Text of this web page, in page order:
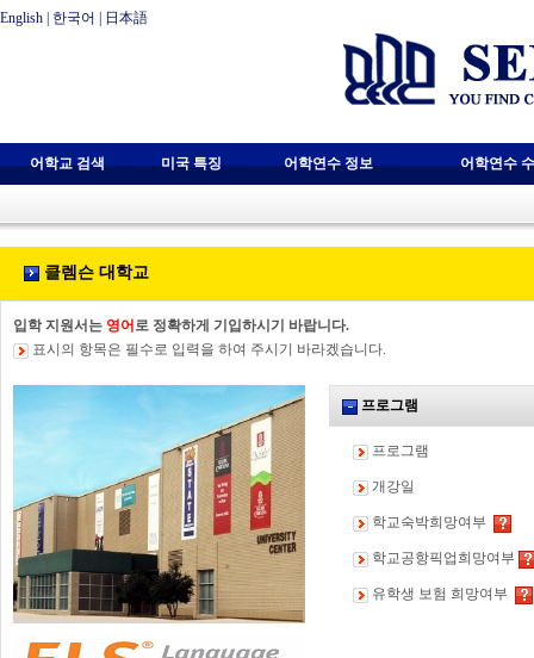
English 한국어 日本語
어학교 검색 미국 특징 어학연수 정보 어학연수
클렘슨 대학교
입학 지원서는 영어 로 정확하게 기입하시기 바랍니다.
표시의 항목은 필수로 입력을 하여 주시기 바라겠습니다.
프로그램
프로그램
개강일
학교숙박희망여부
학교공항픽업희망여부
유학생 보험 희망여부